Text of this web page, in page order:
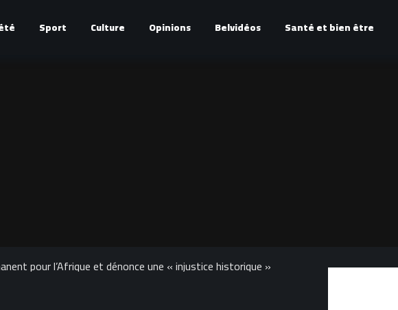
Sport Culture Opinions Belvidéos Santé et bien être
pour l’Afrique et dénonce une « injustice historique »